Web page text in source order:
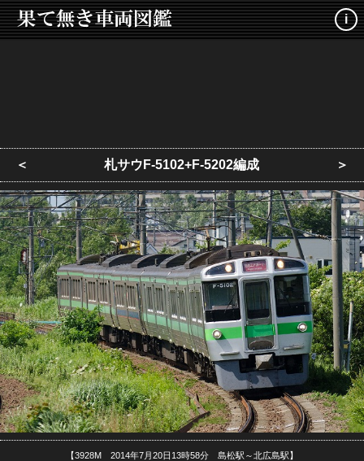
i
＜ 札サウF-5102+F-5202編成 ＞
【3928M 2014年7月20日13時58分 島松駅～北広島駅】